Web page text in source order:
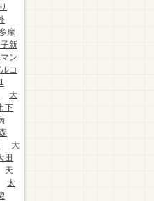
多摩
新
ン
コ
大
下
大
田
天
太